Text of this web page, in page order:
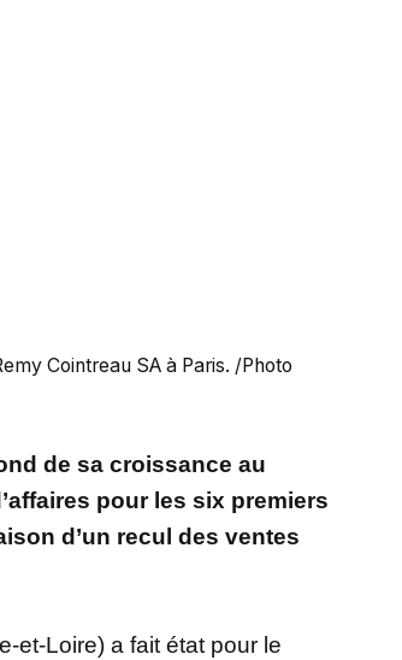
Cointreau SA à Paris. /Photo
de sa croissance au
pour les six premiers
d’un recul des ventes
et-Loire) a fait état pour le